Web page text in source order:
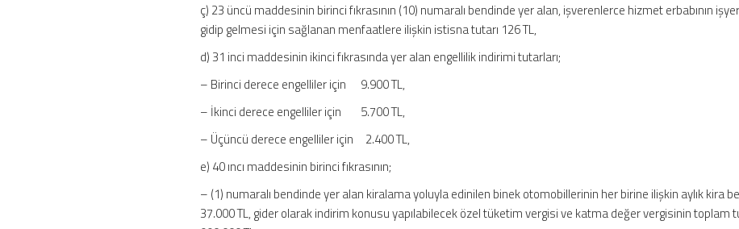
ç) 23 üncü maddesinin birinci fıkrasının (10) numaralı bendinde yer alan, işverenlerce hizmet erbabının
gidip gelmesi için sağlanan menfaatlere ilişkin istisna tutarı 126 TL,
d) 31 inci maddesinin ikinci fıkrasında yer alan engellilik indirimi tutarları;
– Birinci derece engelliler için 9.900 TL,
– İkinci derece engelliler için 5.700 TL,
– Üçüncü derece engelliler için 2.400 TL,
e) 40 ıncı maddesinin birinci fıkrasının;
– (1) numaralı bendinde yer alan kiralama yoluyla edinilen binek otomobillerinin her birine ilişkin aylık kira
37.000 TL, gider olarak indirim konusu yapılabilecek özel tüketim vergisi ve katma değer vergisinin toplam